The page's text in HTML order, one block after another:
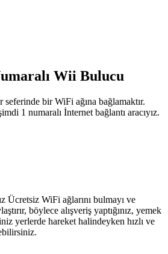
Wii Bulucu
bir WiFi ağına bağlamaktır.
1 numaralı İnternet bağlantı aracıyız.
Ücretsiz WiFi ağlarını bulmayı ve
böylece alışveriş yaptığınız, yemek
yerlerde hareket halindeyken hızlı ve